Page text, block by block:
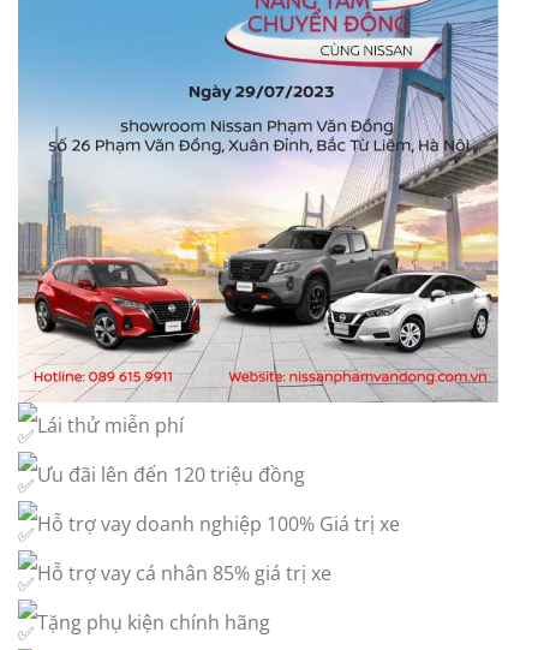
Lái thử miễn phí
Ưu đãi lên đến 120 triệu đồng
Hỗ trợ vay doanh nghiệp 100% Giá trị xe
Hỗ trợ vay cá nhân 85% giá trị xe
Tặng phụ kiện chính hãng